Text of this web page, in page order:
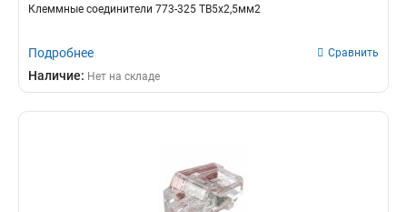
Клеммные соединители 773-325 ТВ5х2,5мм2
Подробнее Сравнить
Наличие: Нет на складе